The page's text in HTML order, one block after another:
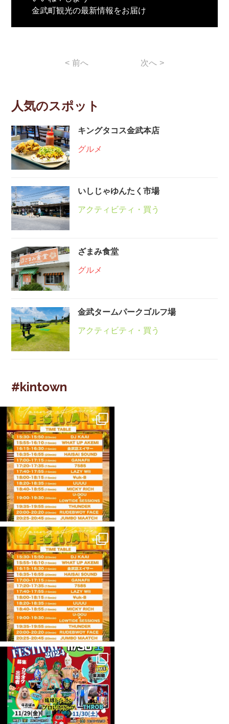
金武町観光の最新情報をお届け
< 前へ 次へ >
人気のスポット
キングタコス金武本店
グルメ
いしじゃゆんたく市場
アクティビティ・買う
ざまみ食堂
グルメ
金武タームパークゴルフ場
アクティビティ・買う
#kintown